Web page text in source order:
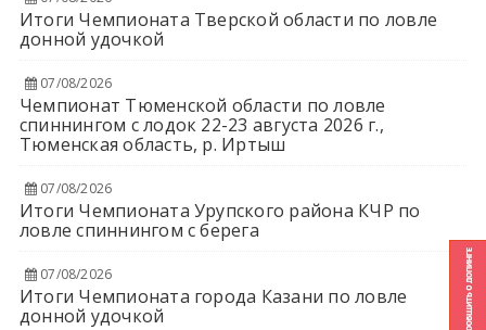
Итоги Чемпионата Тверской области по ловле
донной удочкой
07/08/2026
Чемпионат Тюменской области по ловле
спиннингом с лодок 22-23 августа 2026 г.,
Тюменская область, р. Иртыш
07/08/2026
Итоги Чемпионата Урупского района КЧР по
ловле спиннингом с берега
07/08/2026
Итоги Чемпионата города Казани по ловле
донной удочкой